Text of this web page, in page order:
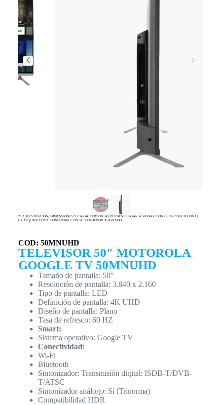
*LA ILUSTRACIÓN, DIMENSIONES Y CARACTERISTICAS PUEDEN LLEGAR A VARIAR CON EL PRODUCTO FINAL,
CUALQUIER DUDA CONSULTAR CON SU VENDEDOR ASIGNADO
COD: 50MNUHD
TELEVISOR 50″ MOTOROLA
GOOGLE TV 50MNUHD
Tamaño de pantalla: 50″
Resolución de pantalla: 3.840 x 2.160
Tipo de pantalla: LED
Definición de pantalla: 4K UHD
Diseño de pantalla: Plano
Tasa de refresco: 60 HZ
Smart:
Sistema operativo: Google TV
Conectividad:
Wi-Fi
Bluetooth
Sintonizador: Transmisión digital: ISDB-T/DVB-
T/ATSC
Sintonizador análogo: Sí (Trinorma)
Compatibilidad HDR